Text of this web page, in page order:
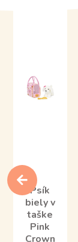
Psík
biely v
taške
Pink
Crown